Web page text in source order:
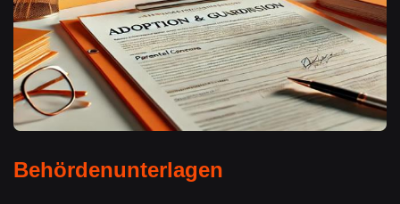
Behördenunterlagen